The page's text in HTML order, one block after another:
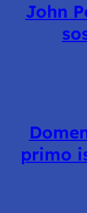
John
primo